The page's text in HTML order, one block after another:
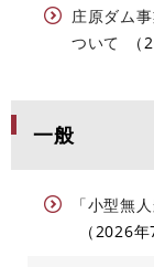
庄原ダム
ついて
一般
「小型無
2026年